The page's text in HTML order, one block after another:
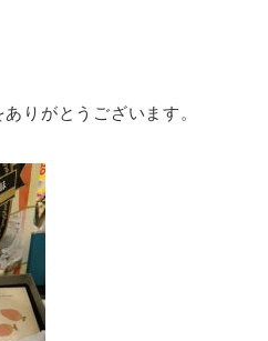
りがとうございます。